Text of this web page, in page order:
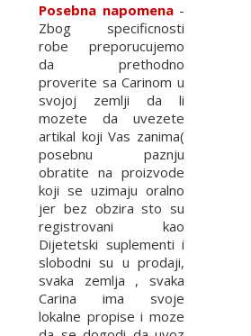
Posebna napomena-
Zbog specificnosti
robe preporucujemo
da prethodno
proverite sa Carinom u
svojoj zemlji da li
mozete da uvezete
artikal koji Vas zanima(
posebnu paznju
obratite na proizvode
koji se uzimaju oralno
jer bez obzira sto su
registrovani kao
Dijetetski suplementi i
slobodni su u prodaji,
svaka zemlja , svaka
Carina ima svoje
lokalne propise i moze